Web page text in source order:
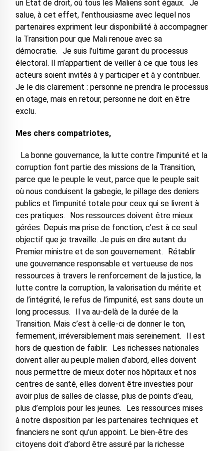
un Etat de droit, où tous les Maliens sont égaux. Je
salue, à cet effet, l’enthousiasme avec lequel nos
partenaires expriment leur disponibilité à accompagner
la Transition pour que Mali renoue avec sa
démocratie. Je suis l’ultime garant du processus
électoral. Il m’appartient de veiller à ce que tous les
acteurs soient invités à y participer et à y contribuer.
Je le dis clairement : personne ne prendra le processus
en otage, mais en retour, personne ne doit en être
exclu.
Mes chers compatriotes,
La bonne gouvernance, la lutte contre l’impunité et la
corruption font partie des missions de la Transition,
parce que le peuple le veut, parce que le peuple sait
où nous conduisent la gabegie, le pillage des deniers
publics et l’impunité totale pour ceux qui se livrent à
ces pratiques. Nos ressources doivent être mieux
gérées. Depuis ma prise de fonction, c’est à ce seul
objectif que je travaille. Je puis en dire autant du
Premier ministre et de son gouvernement. Rétablir
une gouvernance responsable et vertueuse de nos
ressources à travers le renforcement de la justice, la
lutte contre la corruption, la valorisation du mérite et
de l’intégrité, le refus de l’impunité, est sans doute un
long processus. Il va au-delà de la durée de la
Transition. Mais c’est à celle-ci de donner le ton,
fermement, irréversiblement mais sereinement. Il est
hors de question de faiblir. Les richesses nationales
doivent aller au peuple malien d’abord, elles doivent
nous permettre de mieux doter nos hôpitaux et nos
centres de santé, elles doivent être investies pour
avoir plus de salles de classe, plus de points d’eau,
plus d’emplois pour les jeunes. Les ressources mises
à notre disposition par les partenaires techniques et
financiers ne sont qu’un appoint. Le bien-être des
citoyens doit d’abord être assuré par la richesse